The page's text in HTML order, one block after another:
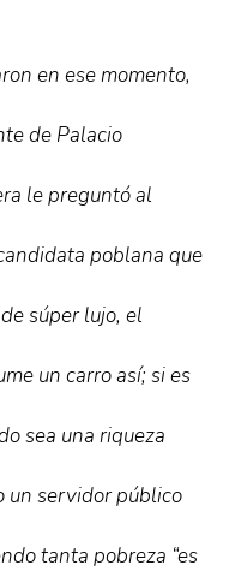
en ese momento,
de Palacio
le preguntó al
poblana que
súper lujo, el
un carro así; si es
sea una riqueza
un servidor público
tanta pobreza “es